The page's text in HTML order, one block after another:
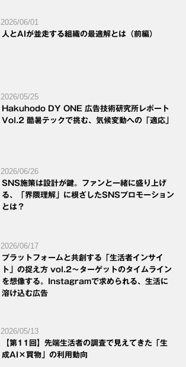
2026/06/01
人とAIが並走する組織の最適解とは（前編）
2026/05/25
Hakuhodo DY ONE 広告技術研究所レポート
Vol.2 酷暑テックで挑む、気候変動への「適応」
2026/06/26
SNS施策は設計が鍵。ファンと一緒に盛り上げ
る、「界隈理解」に根ざしたSNSプロモーション
とは？
2026/06/17
プラットフォームと共創する「生活者インサイ
ト」の捉え方 vol.2～ターゲットのタイムライン
を想像する。Instagramで求められる、生活に
溶け込む広告
2026/05/13
【第11回】先端生活者の調査で見えてきた「生
成AI×買物」の利用動向